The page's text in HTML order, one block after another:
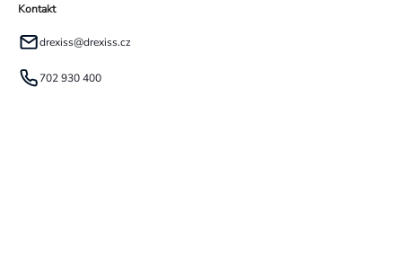
Kontakt
drexiss@drexiss.cz
702 930 400